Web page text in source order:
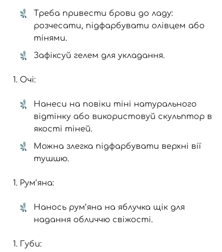
Треба привести брови до ладу:
розчесати, підфарбувати олівцем або
тінями.
Зафіксуй гелем для укладання.
Очі:
Нанеси на повіки тіні натурального
відтінку або використовуй скульптор в
якості тіней.
Можна злегка підфарбувати верхні вії
тушшю.
Рум’яна:
Нанось рум’яна на яблучка щік для
надання обличчю свіжості.
Губи: